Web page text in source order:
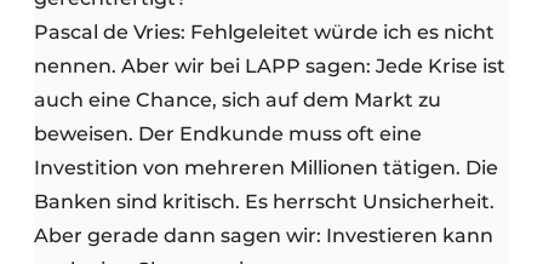
Pascal de Vries: Fehlgeleitet würde ich es nicht
nennen. Aber wir bei LAPP sagen: Jede Krise ist
auch eine Chance, sich auf dem Markt zu
beweisen. Der Endkunde muss oft eine
Investition von mehreren Millionen tätigen. Die
Banken sind kritisch. Es herrscht Unsicherheit.
Aber gerade dann sagen wir: Investieren kann